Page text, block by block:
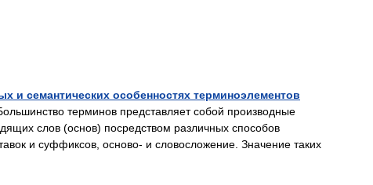
и семантических особенностях терминоэлементов
терминов представляет собой производные
слов (основ) посредством различных способов
и суффиксов, осново‑ и словосложение. Значение таких